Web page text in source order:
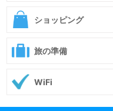
ショッピング
旅の準備
WiFi